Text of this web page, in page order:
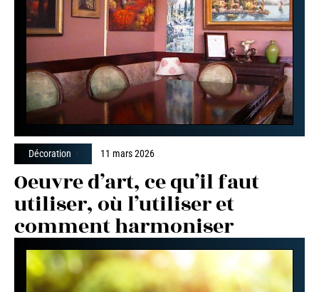
Décoration 11 mars 2026
Oeuvre d’art, ce qu’il faut
utiliser, où l’utiliser et
comment harmoniser